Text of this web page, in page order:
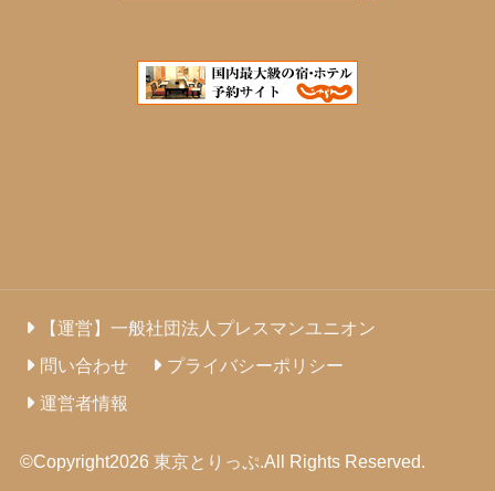
【運営】一般社団法人プレスマンユニオン
問い合わせ
プライバシーポリシー
運営者情報
©Copyright2026 東京とりっぷ.All Rights Reserved.